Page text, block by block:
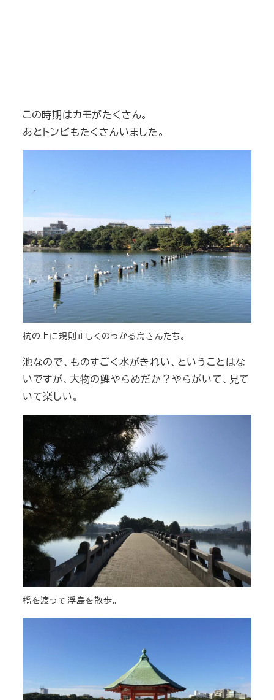
この時期はカモがたくさん。
あとトンビもたくさんいました。
杭の上に規則正しくのっかる鳥さんたち。
池なので、ものすごく水がきれい、ということはな
いですが、大物の鯉やらめだか？やらがいて、見て
いて楽しい。
橋を渡って浮島を散歩。